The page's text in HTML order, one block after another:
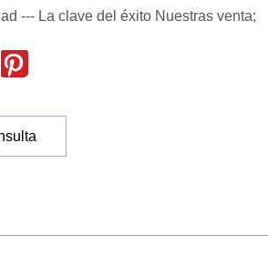
--- La clave del éxito Nuestras venta;